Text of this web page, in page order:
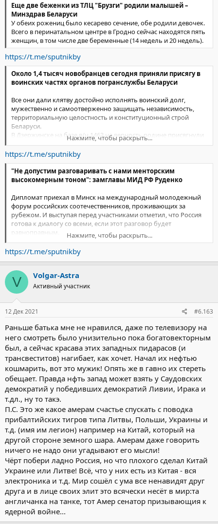
Еще две беженки из ТЛЦ "Брузги" родили малышей –
Минздрав Беларуси
У обеих рожениц было кесарево сечение, обе родили девочек.
Всего в перинатальном центре в Гродно сейчас находятся пять
женщин, в том числе две беременные (14 недель и 20 недель).
https://t.me/sputnikby
Около 1,4 тысяч новобранцев сегодня приняли присягу в
воинских частях органов погранслужбы Беларуси
Все они дали клятву достойно исполнять воинский долг,
мужественно и самоотверженно защищать независимость,
территориальную целостность и конституционный строй
Беларуси.
В Дзержинске на базе в/ч 1463 на верность родине присягнули
больше 230 пограничников из гродненской и гомельской
погрангрупп, передает корреспондент @SPUTNIKBY.
На пограничные заставы молодое пополнение отправится в
начале января.
Нажмите, чтобы раскрыть...
https://t.me/sputnikby
"Не допустим разговаривать с нами менторским
высокомерным тоном": замглавы МИД РФ Руденко
Дипломат приехал в Минск на международный молодежный
форум российских соотечественников, проживающих за
рубежом. И выступая перед участниками отметил, что Россия
готова к диалогу со всеми, если этот разговор будет
равноправным.
"Мы никому ничего не навязываем и никого не учим", –
отметил он.
Нажмите, чтобы раскрыть...
https://t.me/sputnikby
V Volgar-Astra
Активный участник
12 Дек 2021 #6.163
Раньше батька мне не нравился, даже по телевизору на
него смотреть было унизительно пока богатовекторным
был, а сейчас красава этих западных пидарасов (и
трансвеститов) нагибает, как хочет. Начал их нефтью
кошмарить, вот это мужик! Опять же в гавно их стереть
обещает. Правда нфть запад может взять у Саудовских
демократий у победивших демократий Ливии, Ирака и
т.дл., ну то такэ.
П.С. Это же какое амерам счастье спускать с поводка
прибалтийских тигров типа Литвы, Польши, Украины и
т.д. (имя им легион) например на Китай, который на
другой стороне земного шара. Амерам даже говорить
ничего не надо они угадывают его мысли!
Чёрт побери ладно Россия, но что плохого сделал Китай
Украине или Литве! Всё, что у них есть из Китая - вся
электроника и т.д. Мир сошёл с ума все ненавидят друг
друга и в лице своих элит это всячески несёт в мир:та
англичанка на танке, тот Амер сенатор призывающия к
ядерной войне...